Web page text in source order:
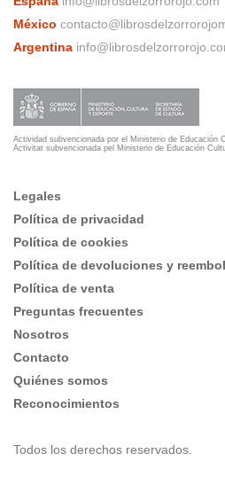
México
Argentina
Actividad subvencionada por el Ministerio de Educación
Activitat subvencionada pel Ministerio de Educación
Legales
Política de privacidad
Política de cookies
Política de devoluciones y
Política de venta
Preguntas frecuentes
Nosotros
Contacto
Quiénes somos
Reconocimientos
Todos los derechos reservados.